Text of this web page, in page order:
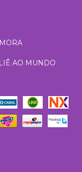
AO MUNDO